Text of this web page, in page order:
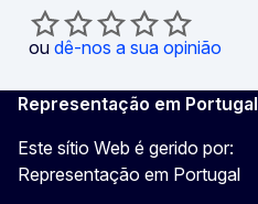
ou dê-nos a sua opinião
Representação em Portugal
Este sítio Web é gerido por:
Representação em Portugal